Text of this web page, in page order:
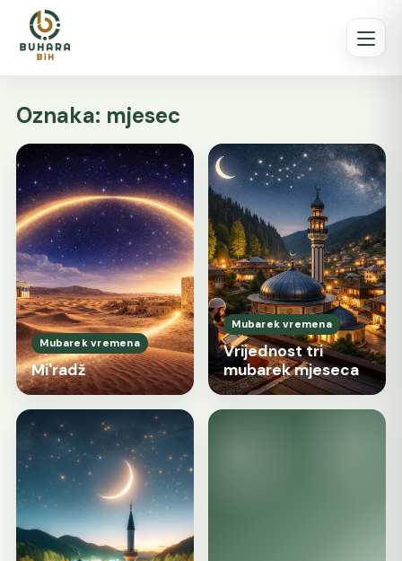
Oznaka: mjesec
Mubarek vremena
Mi'radž
Mubarek vremena
Vrijednost tri
mubarek mjeseca